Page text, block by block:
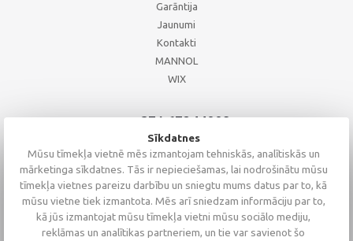
Garāntija
Jaunumi
Kontakti
MANNOL
WIX
+371 67244008
+371 67271055
+371 26002793
Sīkdatnes
Mūsu tīmekļa vietnē mēs izmantojam tehniskās, analītiskās un
mārketinga sīkdatnes. Tās ir nepieciešamas, lai nodrošinātu mūsu
tīmekļa vietnes pareizu darbību un sniegtu mums datus par to, kā
mūsu vietne tiek izmantota. Mēs arī sniedzam informāciju par to,
kā jūs izmantojat mūsu tīmekļa vietni mūsu sociālo mediju,
reklāmas un analītikas partneriem, un tie var savienot šo